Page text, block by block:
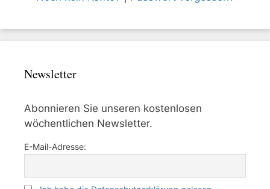
Newsletter
Abonnieren Sie unseren kostenlosen
wöchentlichen Newsletter.
E-Mail-Adresse: